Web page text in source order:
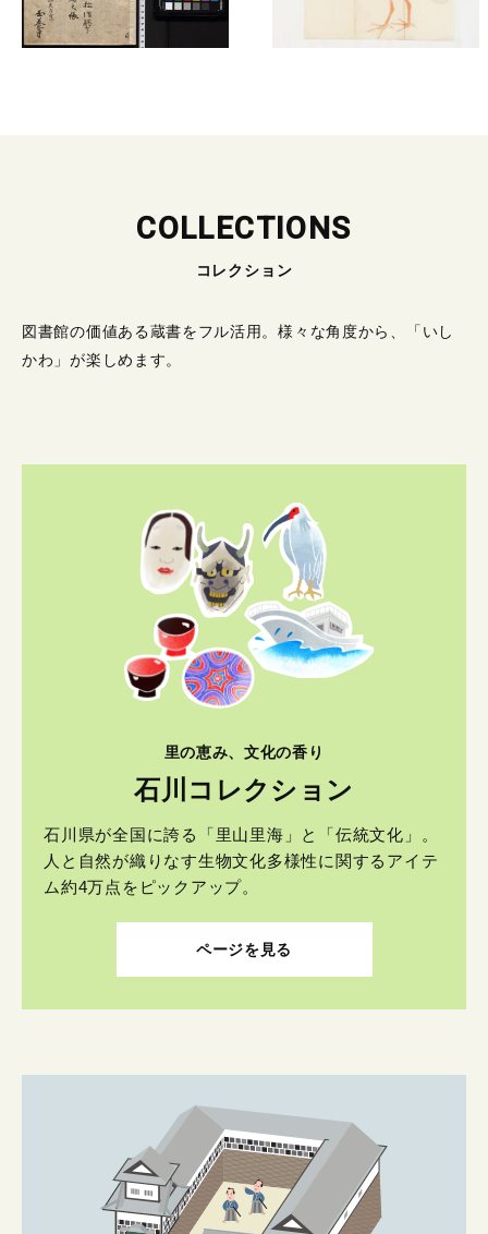
COLLECTIONS
コレクション
図書館の価値ある蔵書をフル活用。様々な角度から、「いし
かわ」が楽しめます。
里の恵み、文化の香り
石川コレクション
石川県が全国に誇る「里山里海」と「伝統文化」。
人と自然が織りなす生物文化多様性に関するアイテ
ム約4万点をピックアップ。
ページを見る